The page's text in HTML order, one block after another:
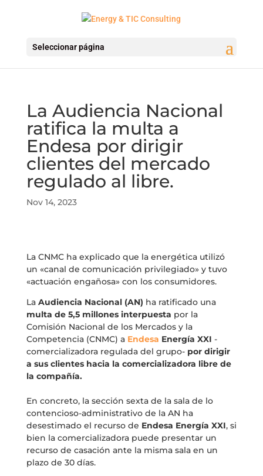
Seleccionar página
La Audiencia Nacional
ratifica la multa a
Endesa por dirigir
clientes del mercado
regulado al libre.
Nov 14, 2023
La CNMC ha explicado que la energética utilizó
un «canal de comunicación privilegiado» y tuvo
«actuación engañosa» con los consumidores.
La Audiencia Nacional (AN) ha ratificado una
multa de 5,5 millones interpuesta por la
Comisión Nacional de los Mercados y la
Competencia (CNMC) a Endesa Energía XXI -
comercializadora regulada del grupo- por dirigir
a sus clientes hacia la comercializadora libre de
la compañía.
En concreto, la sección sexta de la sala de lo
contencioso-administrativo de la AN ha
desestimado el recurso de Endesa Energía XXI, si
bien la comercializadora puede presentar un
recurso de casación ante la misma sala en un
plazo de 30 días.